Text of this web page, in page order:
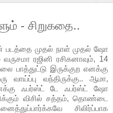
- சிறுகதை..
படத்தை முதல் நாள் முதல் ஷோ
ரஜினி ரசிகனாவும், 14
பாத்துட்டு இருக்குற எனக்கு
வந்திருக்கு.. ஆமா,
ஃபர்ஸ்ட் டே ஃபர்ஸ்ட் ஷோ
விசில் சத்தம், தொண்டை
சிலிர்ப்பாக